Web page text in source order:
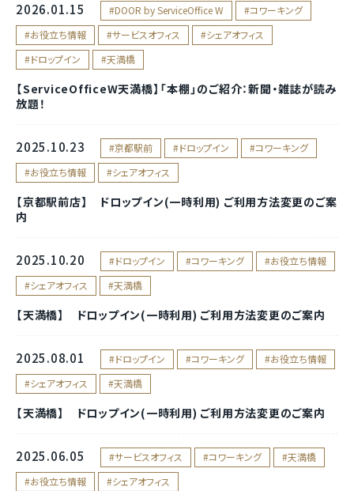
2026.01.15 DOOR by ServiceOffice W
コワーキング
お役立ち情報
サービスオフィス
シェアオフィス
ドロップイン
天満橋
【ServiceOfficeW天満橋】「本棚」のご紹介：新聞・雑誌が読み
放題！
2025.10.23 京都駅前 ドロップイン
コワーキング
お役立ち情報
シェアオフィス
【京都駅前店】 ドロップイン(一時利用) ご利用方法変更のご案
内
2025.10.20 ドロップイン コワーキング
お役立ち情報
シェアオフィス
天満橋
【天満橋】 ドロップイン(一時利用) ご利用方法変更のご案内
2025.08.01 ドロップイン コワーキング
お役立ち情報
シェアオフィス
天満橋
【天満橋】 ドロップイン(一時利用) ご利用方法変更のご案内
2025.06.05 サービスオフィス コワーキング
天満橋
お役立ち情報
シェアオフィス